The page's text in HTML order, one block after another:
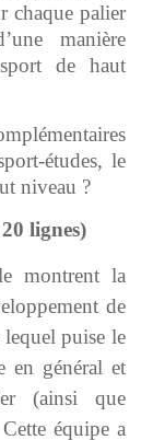
chaque palier
manière
de haut
études, le
niveau ?
lignes)
montrent la
de
puise le
en général et
(ainsi que
équipe a